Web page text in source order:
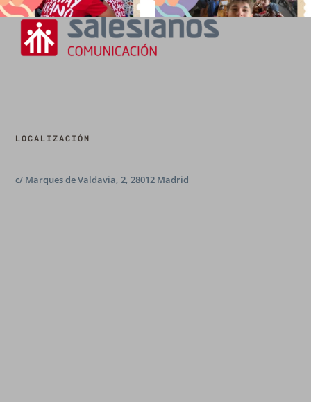
LOCALIZACIÓN
c/ Marques de Valdavia, 2, 28012 Madrid